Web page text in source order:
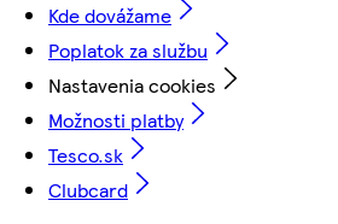
Kde dovážame
Poplatok za službu
Nastavenia cookies
Možnosti platby
Tesco.sk
Clubcard